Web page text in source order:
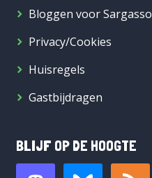
Bloggen voor Sargasso
Privacy/Cookies
Huisregels
Gastbijdragen
BLIJF OP DE HOOGTE